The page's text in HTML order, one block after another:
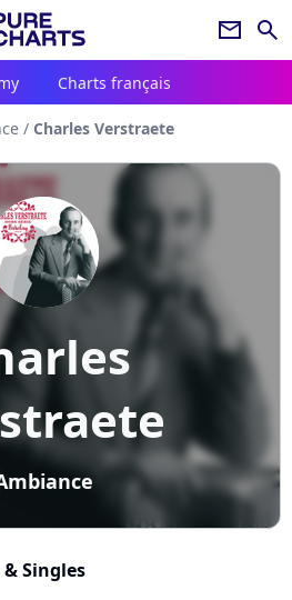
newsletter search
Charts français
/ Charles Verstraete
Singles